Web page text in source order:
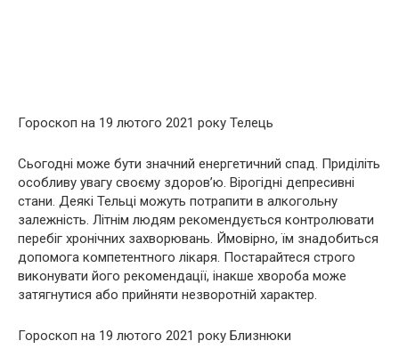
Гороскоп на 19 лютого 2021 року Телець
Сьогодні може бути значний енергетичний спад. Приділіть
особливу увагу своєму здоров’ю. Вірогідні депресивні
стани. Деякі Тельці можуть потрапити в алкогольну
залежність. Літнім людям рекомендується контролювати
перебіг хронічних захворювань. Ймовірно, їм знадобиться
допомога компетентного лікаря. Постарайтеся строго
виконувати його рекомендації, інакше хвороба може
затягнутися або прийняти незворотній характер.
Гороскоп на 19 лютого 2021 року Близнюки